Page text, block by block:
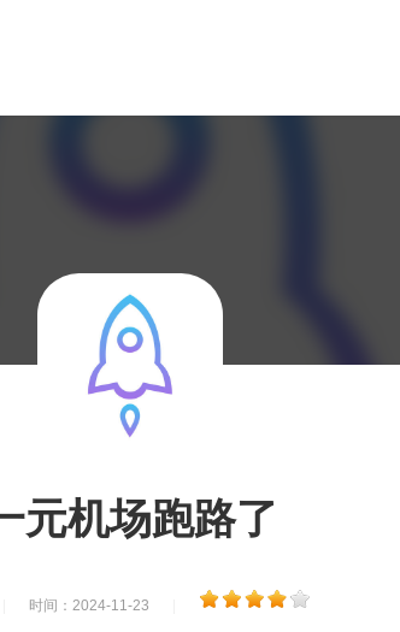
元机场跑路了
时间：2024-11-23